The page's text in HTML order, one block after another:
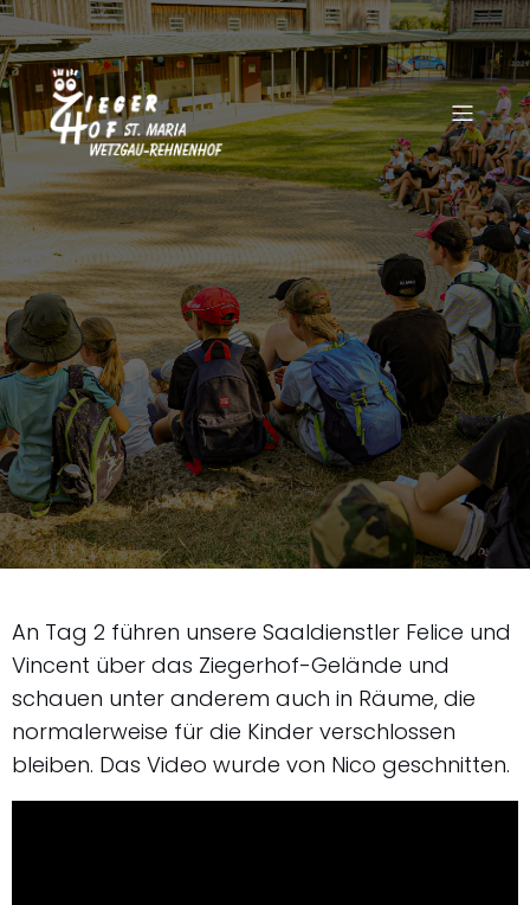
An Tag 2 führen unsere Saaldienstler Felice und
Vincent über das Ziegerhof-Gelände und
schauen unter anderem auch in Räume, die
normalerweise für die Kinder verschlossen
bleiben. Das Video wurde von Nico geschnitten.